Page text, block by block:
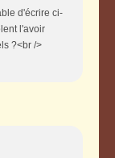
d'écrire ci-
l'avoir
?<br />